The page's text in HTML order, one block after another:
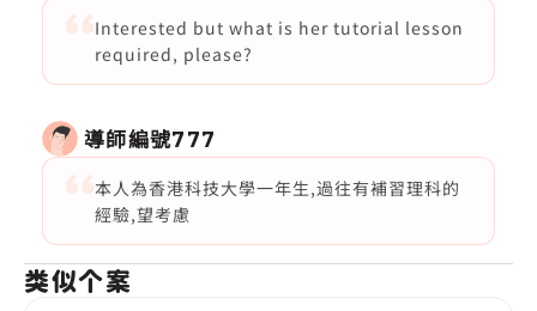
Interested but what is her tutorial lesson
required, please?
導師編號777
本人為香港科技大學一年生,過往有補習理科的
經驗,望考慮
类似个案